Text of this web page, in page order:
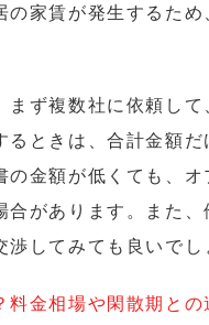
の家賃が発生するた
まず複数社に依頼し
るときは、合計金額
の金額が低くても、
合があります。また
してみても良いでし
金相場や閑散期との